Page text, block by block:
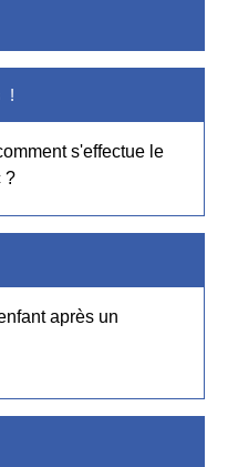
!
s'effectue le
?
après un